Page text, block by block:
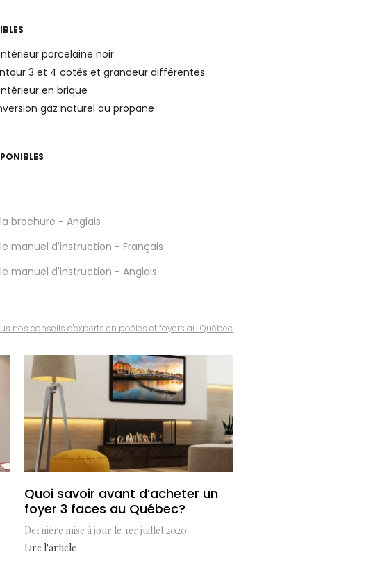
porcelaine noir
3 et 4 cotés et grandeur différentes
en brique
gaz naturel au propane
brochure - Anglais
manuel d'instruction - Français
manuel d'instruction - Anglais
nos conseils d'experts en poêles et foyers au Québec
Quoi savoir avant d’acheter un
foyer 3 faces au Québec?
Dernière mise à jour le 1er juillet 2020
Lire l'article